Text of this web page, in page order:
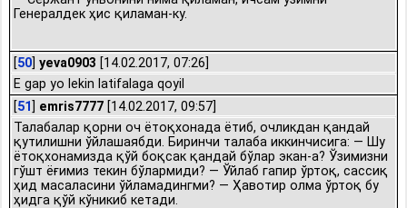
Генералдек ҳис қиламан-ку.
[50] yeva0903 [14.02.2017, 07:26]
E gap yo lekin latifalaga qoyil
[51] emris7777 [14.02.2017, 09:57]
Талабалар қорни оч ётоқхонада ётиб, очликдан қандай
қутилишни ўйлашаябди. Биринчи талаба иккинчисига: — Шу
ётоқхонамизда қўй боқсак қандай бўлар экан-а? Ўзимизни
гўшт ёғимиз текин бўлармиди? — Ўйлаб гапир ўртоқ, сассиқ
ҳид масаласини ўйламадингми? — Ҳавотир олма ўртоқ бу
ҳидга қўй кўникиб кетади.